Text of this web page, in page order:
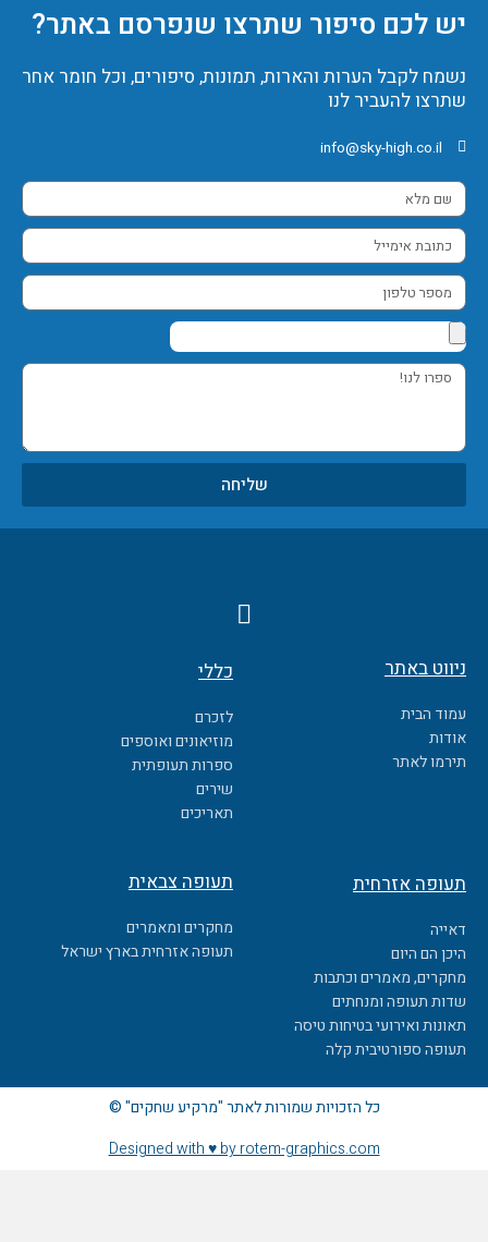
יש לכם סיפור שתרצו שנפרסם באתר?
נשמח לקבל הערות והארות, תמונות, סיפורים, וכל חומר אחר
שתרצו להעביר לנו
info@sky-high.co.il
שם
מלא
כתובת
אימייל
מספר
טלפון
ספרו
שליחה
F
a
ניווט באתר
עמוד הבית
אודות
תירמו לאתר
כללי
לזכרם
מוזיאונים ואוספים
ספרות תעופתית
שירים
תאריכים
תעופה אזרחית
דאייה
היכן הם היום
מחקרים, מאמרים וכתבות
שדות תעופה ומנחתים
תאונות ואירועי בטיחות טיסה
תעופה ספורטיבית קלה
תעופה צבאית
מחקרים ומאמרים
תעופה אזרחית בארץ ישראל
כל הזכויות שמורות לאתר "מרקיע שחקים" ©
Designed with ♥ by rotem-graphics.com